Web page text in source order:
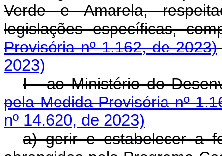
Verde e Amarela,
legislações específicas,
Provisória nº 1.162, de 2023)
2023)
I - ao Ministério do
pela Medida Provisória nº
nº 14.620, de 2023)
a) gerir e estabelecer a